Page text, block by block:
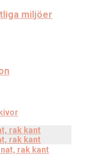
miljöer
rak kant